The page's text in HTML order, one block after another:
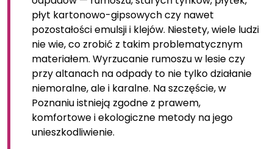
płyt kartonowo-gipsowych czy nawet
pozostałości emulsji i klejów. Niestety, wiele ludzi
nie wie, co zrobić z takim problematycznym
materiałem. Wyrzucanie rumoszu w lesie czy
przy altanach na odpady to nie tylko działanie
niemoralne, ale i karalne. Na szczęście, w
Poznaniu istnieją zgodne z prawem,
komfortowe i ekologiczne metody na jego
unieszkodliwienie.